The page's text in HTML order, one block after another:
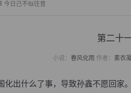
今日己不似往昔
第二十
小说： 春风化雨 作者： 素衣
出什么了事，导致孙鑫不愿回家